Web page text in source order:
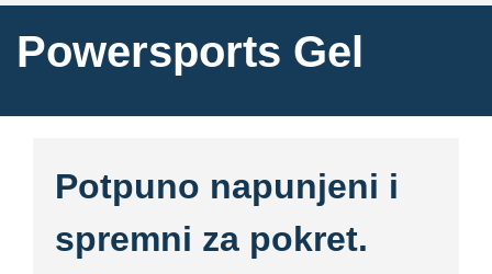
Powersports Gel
Potpuno napunjeni i
spremni za pokret.